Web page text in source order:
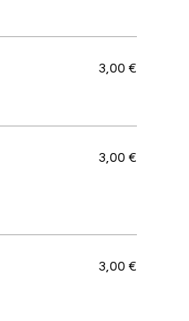
3,00 €
3,00 €
3,00 €